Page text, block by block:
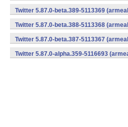
Twitter 5.87.0-beta.389-5113369
Twitter 5.87.0-beta.388-5113368
Twitter 5.87.0-beta.387-5113367
Twitter 5.87.0-alpha.359-5116693